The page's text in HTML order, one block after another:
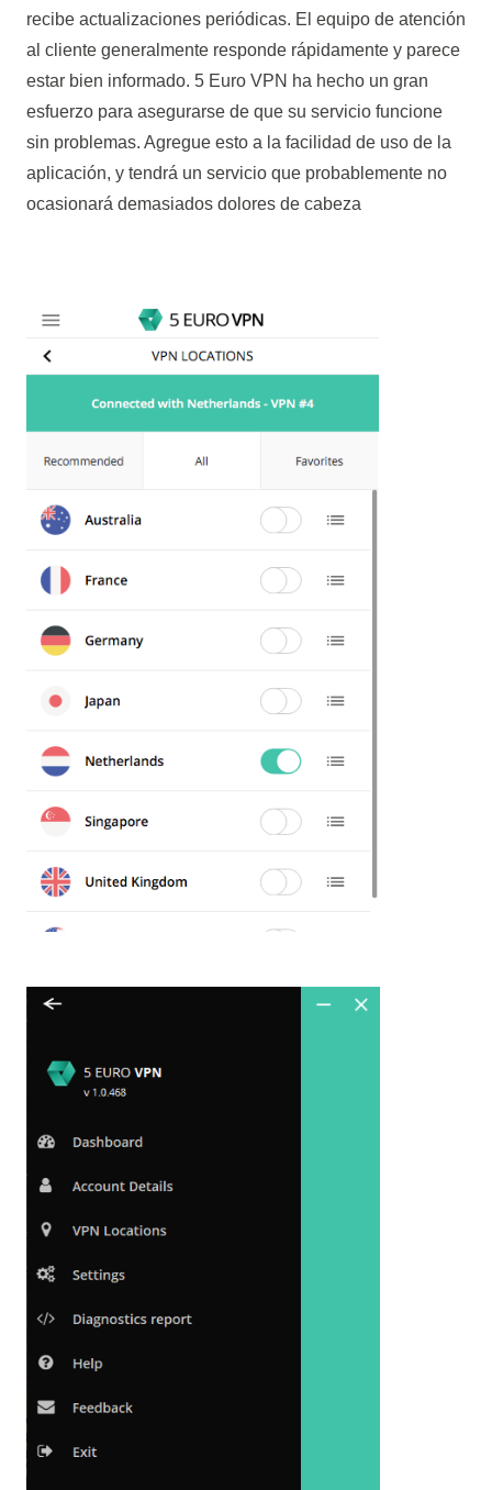
recibe actualizaciones periódicas. El equipo de atención
al cliente generalmente responde rápidamente y parece
estar bien informado. 5 Euro VPN ha hecho un gran
esfuerzo para asegurarse de que su servicio funcione
sin problemas. Agregue esto a la facilidad de uso de la
aplicación, y tendrá un servicio que probablemente no
ocasionará demasiados dolores de cabeza